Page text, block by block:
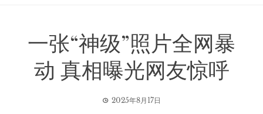
一张“神级”照片全网暴
动 真相曝光网友惊呼
2025年8月17日